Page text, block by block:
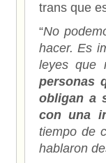
trans que
“No
hacer. Es
leyes que
personas
obligan a
con una
tiempo de
hablaron